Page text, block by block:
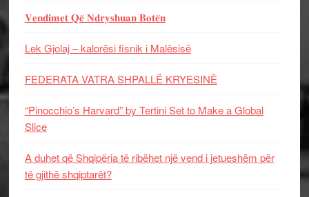
𝐕𝐞𝐧𝐝𝐢𝐦𝐞𝐭 𝐐𝐞̈ 𝐍𝐝𝐫𝐲𝐬𝐡𝐮𝐚𝐧 𝐁𝐨𝐭𝐞̈𝐧
Lek Gjolaj – kalorësi fisnik i Malësisë
FEDERATA VATRA SHPALLË KRYESINË
“Pinocchio’s Harvard” by Tertini Set to Make a Global
Slice
A duhet që Shqipëria të ribëhet një vend i jetueshëm për
të gjithë shqiptarët?